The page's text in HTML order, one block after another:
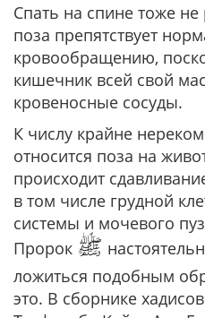
Спать на спине тоже не
поза препятствует
кровообращению,
кишечник всей свой
кровеносные сосуды.
К числу крайне
относится поза на
происходит
в том числе грудной
системы и мочевого
Пророк ﷺ
ложиться подобным
это. В сборнике